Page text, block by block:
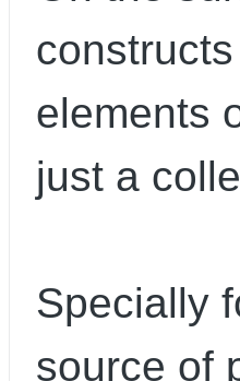
elements
just a
Specially
source of